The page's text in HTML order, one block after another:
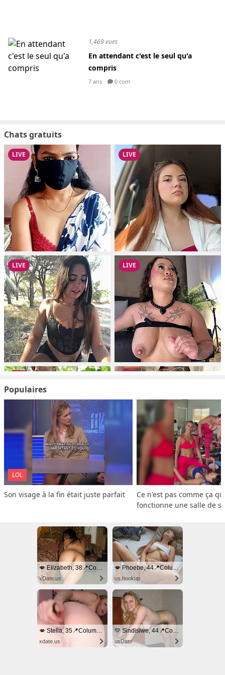
1,469 vues
En attendant c'est le seul qu'a
compris
7 ans 0 com
Chats gratuits
Populaires
LOL
Son visage à la fin était juste parfait
Ce n'est pas comme ça
fonctionne une salle de